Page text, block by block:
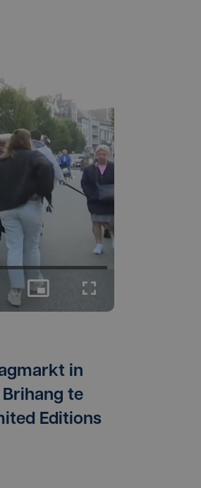
in
te
Editions